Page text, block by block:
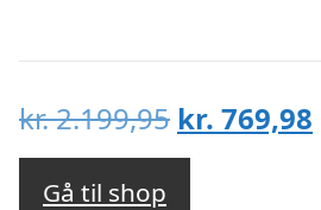
kr.2.199,95 Den
oprindelige
kr. 769,98
Gå til shop